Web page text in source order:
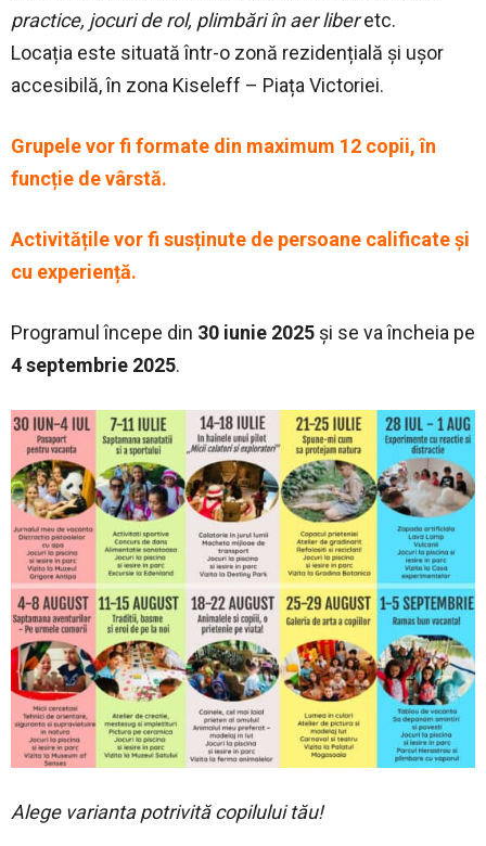
practice, jocuri de rol, plimbări în aer liberetc.
Locația este situată într-o zonă rezidențială și ușor
accesibilă, în zona Kiseleff – Piața Victoriei.
Grupele vor fi formate din maximum 12 copii, în
funcție de vârstă.
Activitățile vor fi susținute de persoane calificate și
cu experiență.
Programul începe din 30 iunie 2025 și se va încheia pe
4 septembrie 2025.
Alege varianta potrivită copilului tău!